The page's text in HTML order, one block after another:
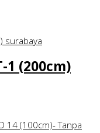
1 (200cm)